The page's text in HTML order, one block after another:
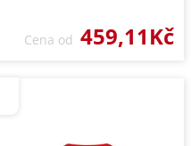
Cena od 459,11Kč